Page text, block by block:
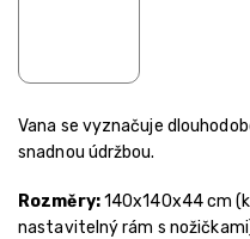
Vana se vyznačuje
snadnou údržbou.
Rozměry:140x140x44 cm
nastavitelný rám s